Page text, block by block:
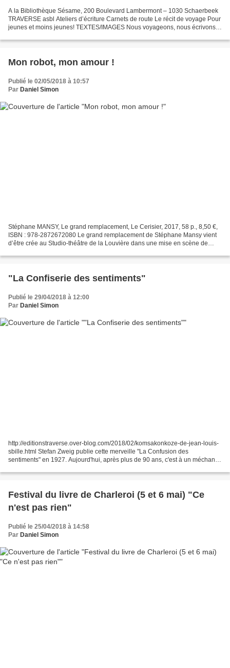
A la Bibliothèque Sésame, 200 Boulevard Lambermont – 1030 Schaerbeek
TRAVERSE asbl Ateliers d’écriture Carnets de route Le récit de voyage Pour
jeunes et moins jeunes! TEXTES/IMAGES Nous voyageons, nous écrivons,
Mon robot, mon amour !
Publié le 02/05/2018 à 10:57
Par Daniel Simon
Stéphane MANSY, Le grand remplacement, Le Cerisier, 2017, 58 p., 8,50 €,
ISBN : 978-2872672080 Le grand remplacement de Stéphane Mansy vient
d’être crée au Studio-théâtre de la Louvière dans une mise en scène de
"La Confiserie des sentiments"
Publié le 29/04/2018 à 12:00
Par Daniel Simon
http://editionstraverse.over-blog.com/2018/02/komsakonkoze-de-jean-louis-
sbille.html Stefan Zweig publie cette merveille "La Confusion des
sentiments" en 1927. Aujourd'hui, après plus de 90 ans, c'est à un méchant
Festival du livre de Charleroi (5 et 6 mai) "Ce
n'est pas rien"
Publié le 25/04/2018 à 14:58
Par Daniel Simon